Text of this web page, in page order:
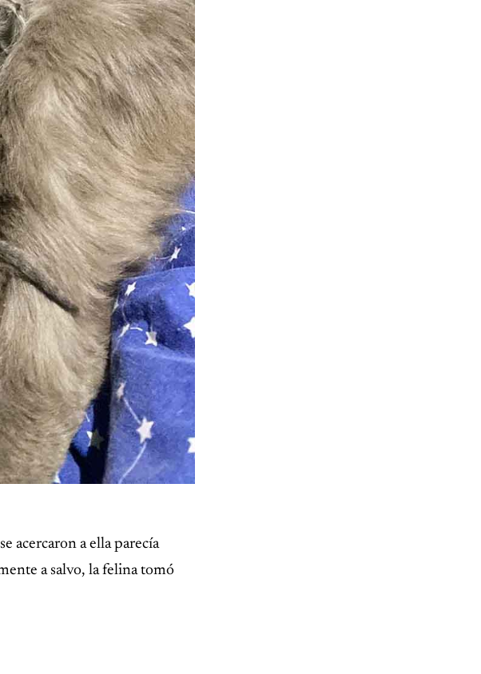
acercaron a ella parecía
a salvo, la felina tomó